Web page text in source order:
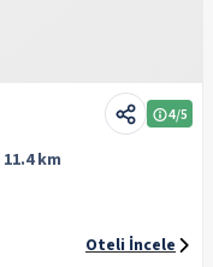
4/5
11.4 km
Oteli İncele